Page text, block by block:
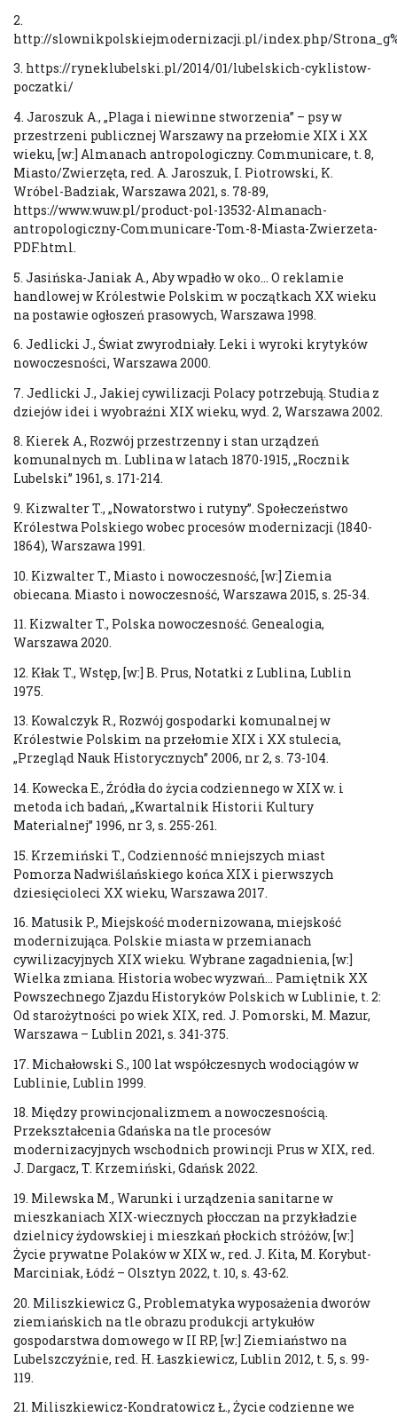
2.
http://slownikpolskiejmodernizacji.pl/index.php/
3. https://ryneklubelski.pl/2014/01/lubelskich-cyklistow-
poczatki/
4. Jaroszuk A., „Plaga i niewinne stworzenia” – psy w
przestrzeni publicznej Warszawy na przełomie XIX i XX
wieku, [w:] Almanach antropologiczny. Communicare, t. 8,
Miasto/Zwierzęta, red. A. Jaroszuk, I. Piotrowski, K.
Wróbel-Badziak, Warszawa 2021, s. 78-89,
https://www.wuw.pl/product-pol-13532-Almanach-
antropologiczny-Communicare-Tom-8-Miasta-Zwierzeta-
PDF.html.
5. Jasińska-Janiak A., Aby wpadło w oko… O reklamie
handlowej w Królestwie Polskim w początkach XX wieku
na postawie ogłoszeń prasowych, Warszawa 1998.
6. Jedlicki J., Świat zwyrodniały. Leki i wyroki krytyków
nowoczesności, Warszawa 2000.
7. Jedlicki J., Jakiej cywilizacji Polacy potrzebują. Studia z
dziejów idei i wyobraźni XIX wieku, wyd. 2, Warszawa 2002.
8. Kierek A., Rozwój przestrzenny i stan urządzeń
komunalnych m. Lublina w latach 1870-1915, „Rocznik
Lubelski” 1961, s. 171-214.
9. Kizwalter T., „Nowatorstwo i rutyny”. Społeczeństwo
Królestwa Polskiego wobec procesów modernizacji (1840-
1864), Warszawa 1991.
10. Kizwalter T., Miasto i nowoczesność, [w:] Ziemia
obiecana. Miasto i nowoczesność, Warszawa 2015, s. 25-34.
11. Kizwalter T., Polska nowoczesność. Genealogia,
Warszawa 2020.
12. Kłak T., Wstęp, [w:] B. Prus, Notatki z Lublina, Lublin
1975.
13. Kowalczyk R., Rozwój gospodarki komunalnej w
Królestwie Polskim na przełomie XIX i XX stulecia,
„Przegląd Nauk Historycznych” 2006, nr 2, s. 73-104.
14. Kowecka E., Źródła do życia codziennego w XIX w. i
metoda ich badań, „Kwartalnik Historii Kultury
Materialnej” 1996, nr 3, s. 255-261.
15. Krzemiński T., Codzienność mniejszych miast
Pomorza Nadwiślańskiego końca XIX i pierwszych
dziesięcioleci XX wieku, Warszawa 2017.
16. Matusik P., Miejskość modernizowana, miejskość
modernizująca. Polskie miasta w przemianach
cywilizacyjnych XIX wieku. Wybrane zagadnienia, [w:]
Wielka zmiana. Historia wobec wyzwań… Pamiętnik XX
Powszechnego Zjazdu Historyków Polskich w Lublinie, t. 2:
Od starożytności po wiek XIX, red. J. Pomorski, M. Mazur,
Warszawa – Lublin 2021, s. 341-375.
17. Michałowski S., 100 lat współczesnych wodociągów w
Lublinie, Lublin 1999.
18. Między prowincjonalizmem a nowoczesnością.
Przekształcenia Gdańska na tle procesów
modernizacyjnych wschodnich prowincji Prus w XIX, red.
J. Dargacz, T. Krzemiński, Gdańsk 2022.
19. Milewska M., Warunki i urządzenia sanitarne w
mieszkaniach XIX-wiecznych płocczan na przykładzie
dzielnicy żydowskiej i mieszkań płockich stróżów, [w:]
Życie prywatne Polaków w XIX w., red. J. Kita, M. Korybut-
Marciniak, Łódź – Olsztyn 2022, t. 10, s. 43-62.
20. Miliszkiewicz G., Problematyka wyposażenia dworów
ziemiańskich na tle obrazu produkcji artykułów
gospodarstwa domowego w II RP, [w:] Ziemiaństwo na
Lubelszczyźnie, red. H. Łaszkiewicz, Lublin 2012, t. 5, s. 99-
119.
21. Miliszkiewicz-Kondratowicz Ł., Życie codzienne we